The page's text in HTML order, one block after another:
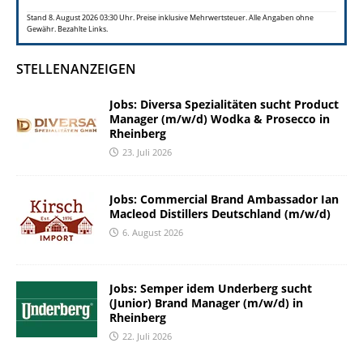
Stand 8. August 2026 03:30 Uhr. Preise inklusive Mehrwertsteuer. Alle Angaben ohne
Gewähr. Bezahlte Links.
STELLENANZEIGEN
Jobs: Diversa Spezialitäten sucht Product
Manager (m/w/d) Wodka & Prosecco in
Rheinberg
23. Juli 2026
Jobs: Commercial Brand Ambassador Ian
Macleod Distillers Deutschland (m/w/d)
6. August 2026
Jobs: Semper idem Underberg sucht
(Junior) Brand Manager (m/w/d) in
Rheinberg
22. Juli 2026